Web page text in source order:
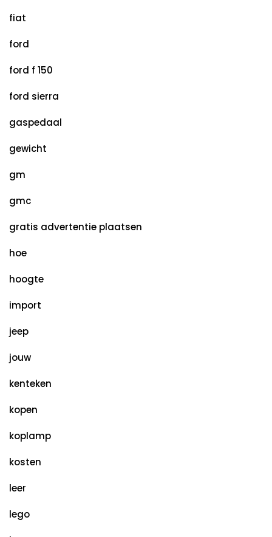
fiat
ford
ford f 150
ford sierra
gaspedaal
gewicht
gm
gmc
gratis advertentie plaatsen
hoe
hoogte
import
jeep
jouw
kenteken
kopen
koplamp
kosten
leer
lego